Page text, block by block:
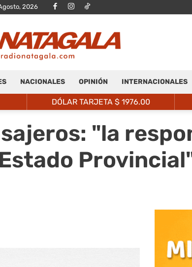
2026
Natagalá
NACIONALES OPINIÓN INTERNACIONALES
DÓLAR TARJETA $ 1976.00
"la